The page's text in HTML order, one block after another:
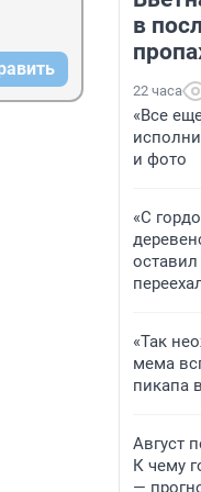
в
22 часа
«Все
и фото
«С
«Так
мема
пикапа
Август
К чему
—